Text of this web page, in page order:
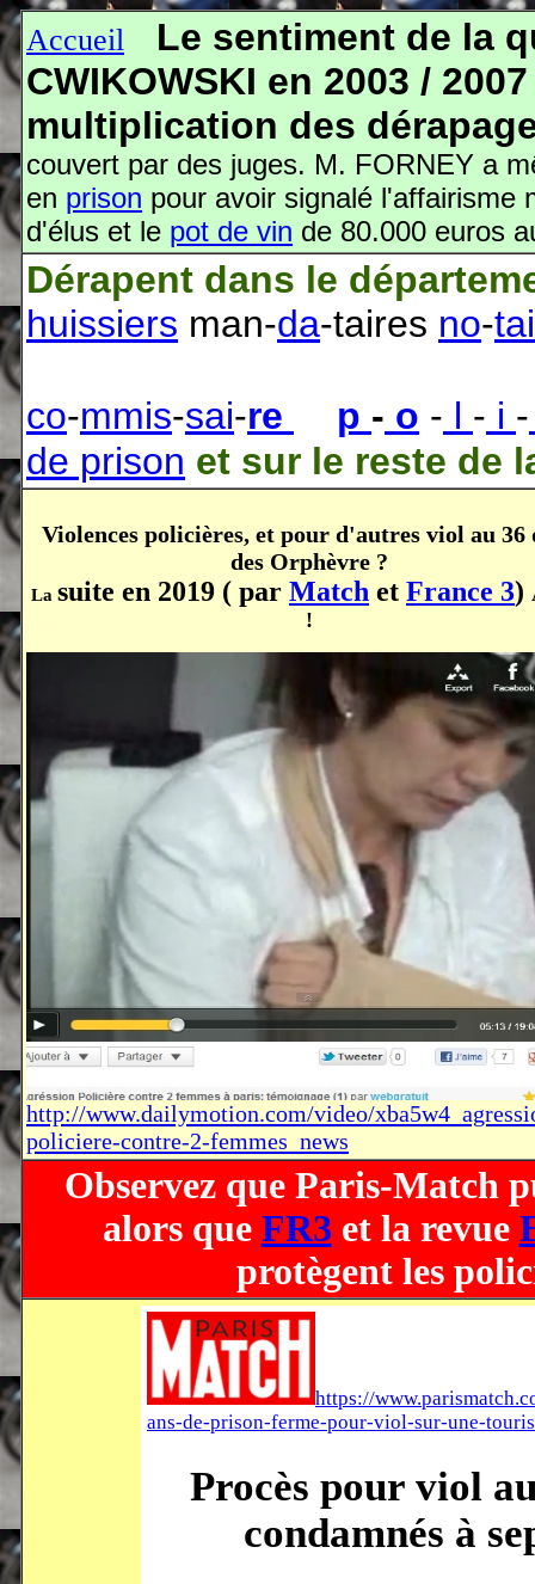
Accueil
Le sentiment de la
CWIKOWSKI en 2003 /
multiplication des
couvert par des juges. M. FORNEY a
en prison pour avoir signalé l'affairisme
d'élus et le pot de vin de 80.000 euros
Dérapent dans le
huissiers man-da-taires no-tai
co-mmis-sai-re p - o - l - i -
de prison et sur le reste de
Violences policières, et pour d'autres viol au 36
des Orphèvre ?
La suite en 2019 ( par Match et France 3)
!
http://www.dailymotion.com/video/
policiere-contre-2-femmes_news
Observez que Paris-Match
alors que FR3 et la revue
protègent les
https://
ans-de-prison-ferme-pour-viol-sur-une-
Procès pour viol
condamnés à